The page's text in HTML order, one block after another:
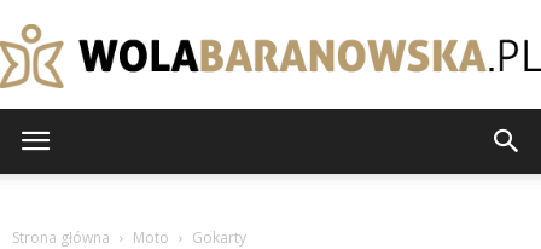
Strona główna Moto Gokarty